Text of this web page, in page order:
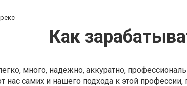
Как
много, надежно, аккуратно,
нас самих и нашего подхода к этой